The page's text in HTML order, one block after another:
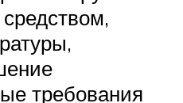
требования